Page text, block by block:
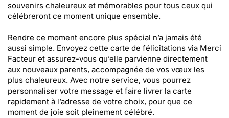
souvenirs chaleureux et mémorables pour tous ceux qui
célébreront ce moment unique ensemble.
Rendre ce moment encore plus spécial n’a jamais été
aussi simple. Envoyez cette carte de félicitations via Merci
Facteur et assurez-vous qu’elle parvienne directement
aux nouveaux parents, accompagnée de vos vœux les
plus chaleureux. Avec notre service, vous pourrez
personnaliser votre message et faire livrer la carte
rapidement à l’adresse de votre choix, pour que ce
moment de joie soit pleinement célébré.